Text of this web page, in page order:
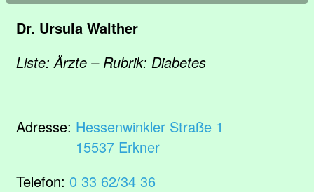
Dr. Ursula Walther
Liste: Ärzte – Rubrik: Diabetes
Adresse: Hessenwinkler Straße 1
15537 Erkner
Telefon: 0 33 62/34 36